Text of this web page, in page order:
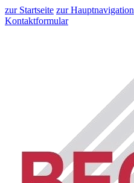
zur Startseite zur Hauptnavigation
Kontaktformular